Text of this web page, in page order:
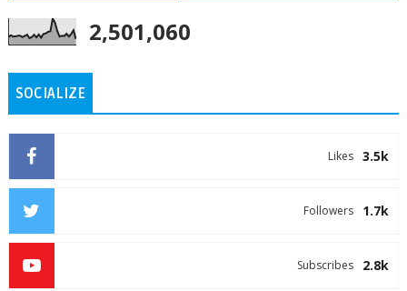
2,501,060
SOCIALIZE
3.5k
Likes
1.7k
Followers
2.8k
Subscribes